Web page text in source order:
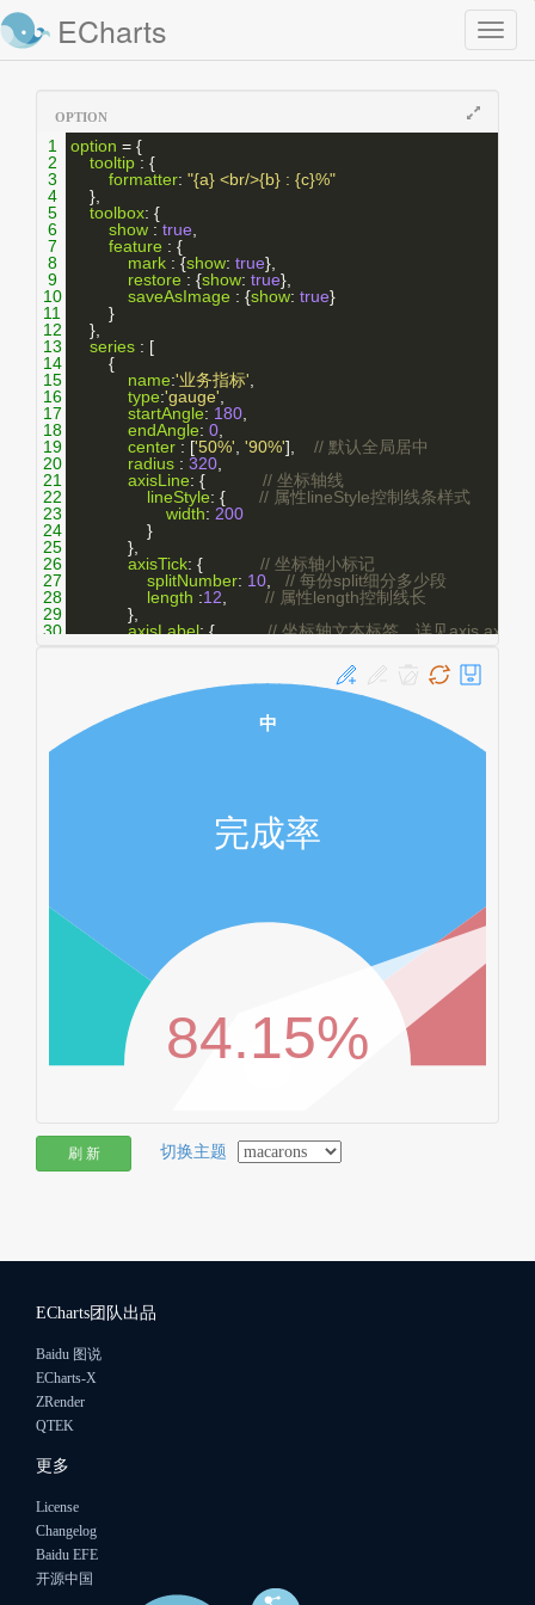
Toggle
ECharts
OPTION
1 option = {
2
tooltip : {
3
formatter: "{a} <br/>{b} : {c}%"
4
    },
5
toolbox: {
6
show : true
7
feature : {
8
mark : {show: true},
9
restore : {show: true},
10
saveAsImage : {show: true}
11
        }
12
    },
13
series : [
14
        {
15
name:'业务指标'
16
type:'gauge'
17
startAngle: 180
18
endAngle: 0
19
center : ['50%' '90%'], // 默认全局居中
20
radius : 320
21
axisLine: { // 坐标轴线
22
lineStyle: { // 属性lineStyle控制线条样式
23
width: 200
24
                }
25
            },
26
axisTick: { // 坐标轴小标记
27
splitNumber: 10
// 每份split细分多少段
28
length :12
// 属性length控制线长
29
            },
30
axisLabel: { // 坐标轴文本标签，详见
'10': return
;
case
: return
return
37
刷 新 切换主题
ECharts团队出品
Baidu 图说
ECharts-X
ZRender
QTEK
更多
License
Changelog
Baidu EFE
开源中国